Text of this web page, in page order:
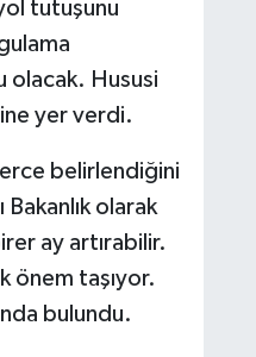
tutuşunu
olacak. Hususi
yer verdi.
belirlendiğini
Bakanlık olarak
ay artırabilir.
önem taşıyor.
bulundu.